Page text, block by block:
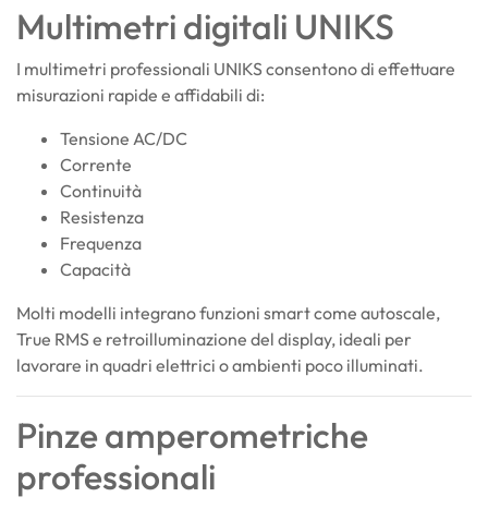
Multimetri digitali UNIKS
I multimetri professionali UNIKS consentono di effettuare
misurazioni rapide e affidabili di:
Tensione AC/DC
Corrente
Continuità
Resistenza
Frequenza
Capacità
Molti modelli integrano funzioni smart come autoscale,
True RMS e retroilluminazione del display, ideali per
lavorare in quadri elettrici o ambienti poco illuminati.
Pinze amperometriche
professionali